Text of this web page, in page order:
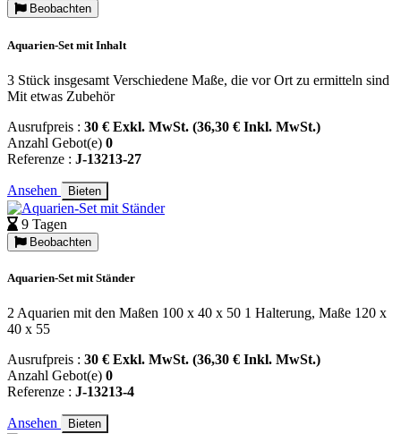
Beobachten
Aquarien-Set mit Inhalt
3 Stück insgesamt Verschiedene Maße, die vor Ort zu ermitteln sind
Mit etwas Zubehör
Ausrufpreis : 30 € Exkl. MwSt. (36,30 € Inkl. MwSt.)
Anzahl Gebot(e) 0
Referenze : J-13213-27
Ansehen Bieten
9 Tagen
Beobachten
Aquarien-Set mit Ständer
2 Aquarien mit den Maßen 100 x 40 x 50 1 Halterung, Maße 120 x
40 x 55
Ausrufpreis : 30 € Exkl. MwSt. (36,30 € Inkl. MwSt.)
Anzahl Gebot(e) 0
Referenze : J-13213-4
Ansehen Bieten